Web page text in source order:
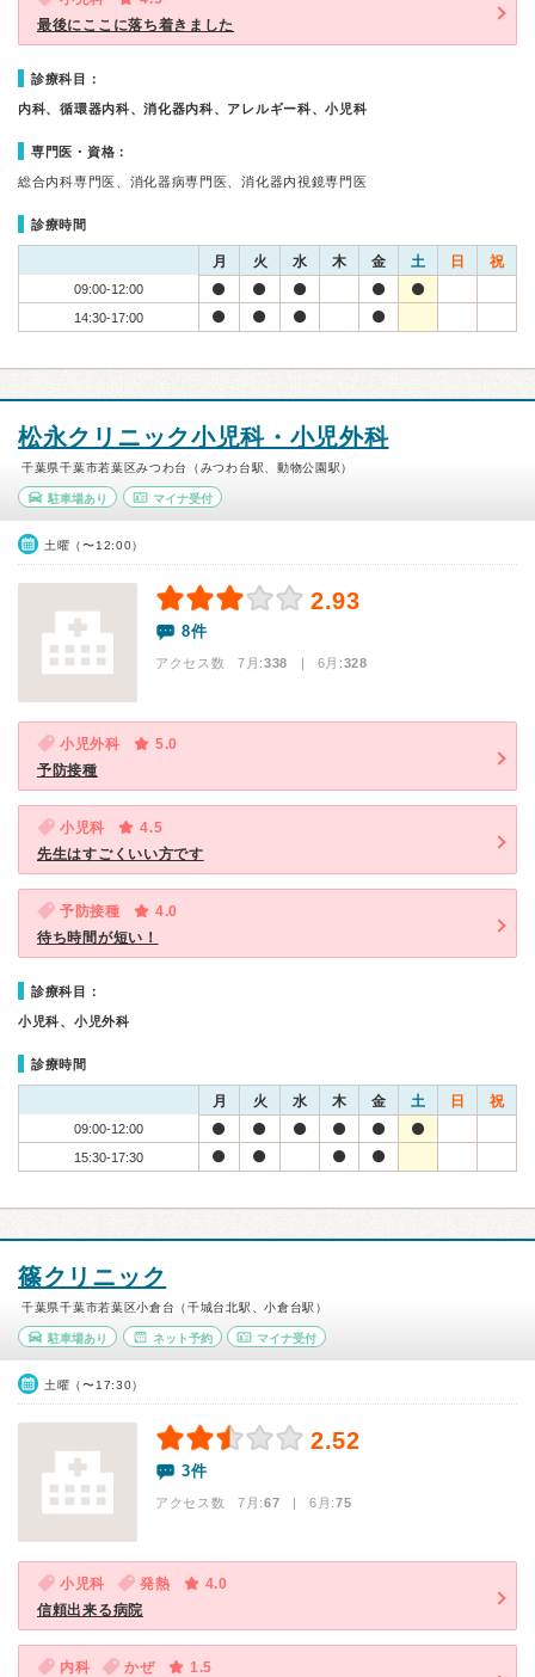
最後にここに落ち着きました
診療科目：
内科、循環器内科、消化器内科、アレルギー科、小児科
専門医・資格：
総合内科専門医、消化器病専門医、消化器内視鏡専門医
診療時間
月 火 水 木 金 土 日 祝
09:00-12:00
14:30-17:00
松永クリニック小児科・小児外科
千葉県千葉市若葉区みつわ台（みつわ台駅、動物公園駅）
駐車場あり マイナ受付
土曜（〜12:00）
2.93
8件
アクセス数 7月:338 | 6月:328
小児外科
5.0
予防接種
小児科
4.5
先生はすごくいい方です
予防接種
4.0
待ち時間が短い！
診療科目：
小児科、小児外科
診療時間
月 火 水 木 金 土 日 祝
09:00-12:00
15:30-17:30
篠クリニック
千葉県千葉市若葉区小倉台（千城台北駅、小倉台駅）
駐車場あり ネット予約 マイナ受付
土曜（〜17:30）
2.52
3件
アクセス数 7月:67 | 6月:75
小児科 発熱
4.0
信頼出来る病院
内科 かぜ
1.5